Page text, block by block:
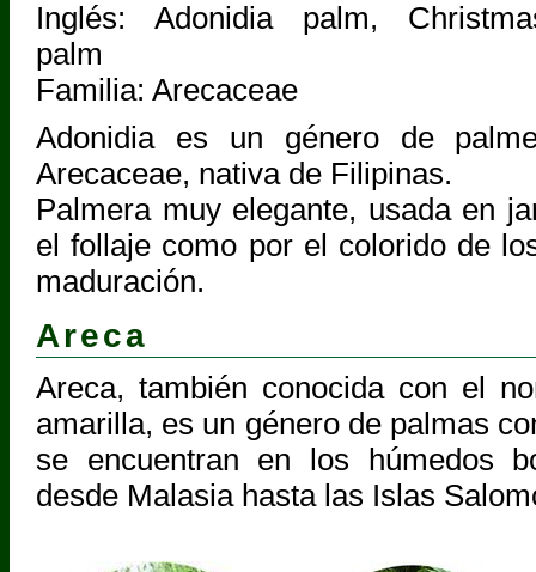
Inglés: Adonidia palm,
palm
Familia: Arecaceae
Adonidia es un género de
Arecaceae, nativa de Filipinas.
Palmera muy elegante, usada en
el follaje como por el colorido de
maduración.
Areca
Areca, también conocida con el
amarilla, es un género de palmas
se encuentran en los húmedos
desde Malasia hasta las Islas